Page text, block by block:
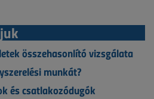
összehasonlító vizsgálata
munkát?
és csatlakozódugók